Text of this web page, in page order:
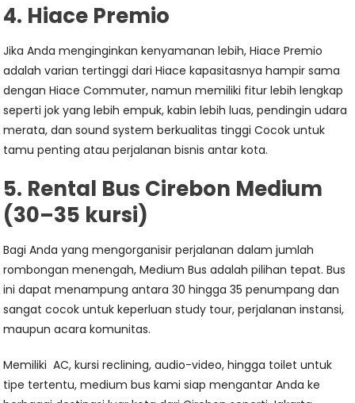
4. Hiace Premio
Jika Anda menginginkan kenyamanan lebih, Hiace Premio
adalah varian tertinggi dari Hiace kapasitasnya hampir sama
dengan Hiace Commuter, namun memiliki fitur lebih lengkap
seperti jok yang lebih empuk, kabin lebih luas, pendingin udara
merata, dan sound system berkualitas tinggi Cocok untuk
tamu penting atau perjalanan bisnis antar kota.
5. Rental Bus Cirebon Medium
(30–35 kursi)
Bagi Anda yang mengorganisir perjalanan dalam jumlah
rombongan menengah, Medium Bus adalah pilihan tepat. Bus
ini dapat menampung antara 30 hingga 35 penumpang dan
sangat cocok untuk keperluan study tour, perjalanan instansi,
maupun acara komunitas.
Memiliki AC, kursi reclining, audio-video, hingga toilet untuk
tipe tertentu, medium bus kami siap mengantar Anda ke